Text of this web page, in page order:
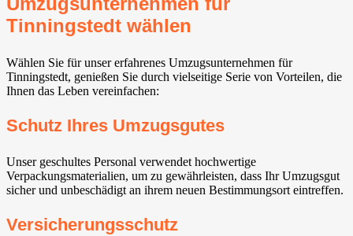
Tinningstedt wählen
Wählen Sie für unser erfahrenes Umzugsunternehmen für
Tinningstedt, genießen Sie durch vielseitige Serie von Vorteilen, die
Ihnen das Leben vereinfachen:
Schutz Ihres Umzugsgutes
Unser geschultes Personal verwendet hochwertige
Verpackungsmaterialien, um zu gewährleisten, dass Ihr Umzugsgut
sicher und unbeschädigt an ihrem neuen Bestimmungsort eintreffen.
Versicherungsschutz